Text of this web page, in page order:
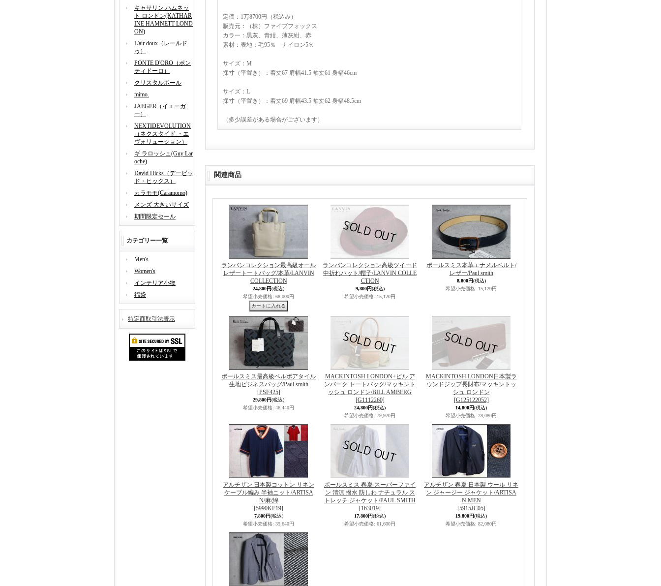
キャサリン ハムネッ
ト ロンドン(KATHAR
INE HAMNETT LOND
ON)
L'air doux（レールド
ゥ）
PONTE D'ORO（ポン
ティドーロ）
クリスタルボール
mimo.
JAEGER（イエーガ
ー）
NEXTIDEVOLUTION
（ネクスタイド ・エ
ヴォリューション）
ギ ラロッシュ(Guy Lar
oche)
David Hicks（デービッ
ド・ヒックス）
カラモモ(Caramomo)
メンズ 大きいサイズ
期間限定セール
カテゴリー一覧
Men's
Women's
インテリア小物
福袋
特定商取引法表示
定価：1万8700円（税込み）
販売元：（株）ファイブフォックス
カラー：黒灰、青紺、薄灰紺、赤
素材：表地：毛95％ ナイロン5％
サイズ：M
採寸（平置き）：着丈67 肩幅41.5 袖丈61 身幅46cm
サイズ：L
採寸（平置き）：着丈69 肩幅43.5 袖丈62 身幅48.5cm
（多少誤差がある場合がございます）
関連商品
ランバンコレクション最高級オール
レザートートバッグ/本革/LANVIN
COLLECTION
24,800円(税込)
希望小売価格: 68,000円
ランバンコレクション高級ツイード
中折れハット/帽子/LANVIN COLLE
CTION
9,800円(税込)
希望小売価格: 15,120円
ポールスミス本革エナメルベルト/
レザー/Paul smith
8,800円(税込)
希望小売価格: 15,120円
ポールスミス最高級ベルボアタイル
生地ビジネスバッグ/Paul smith
[PSF425]
29,800円(税込)
希望小売価格: 46,440円
MACKINTOSH LONDON+ビル ア
ンバーグ トートバッグ/マッキント
ッシュ ロンドン/BILL AMBERG
[G1112260]
24,800円(税込)
希望小売価格: 79,920円
MACKINTOSH LONDON日本製ラ
ウンドジップ長財布/マッキントッ
シュ ロンドン
[G125122052]
14,800円(税込)
希望小売価格: 28,080円
アルチザン 日本製コットン リネン
ケーブル編み 半袖ニット/ARTISA
N/麻/綿
[5990KF19]
7,800円(税込)
希望小売価格: 35,640円
ポールスミス 春夏 スーパーファイ
ン 清涼 撥水 防しわ ナチュラル ス
トレッチ ジャケット/PAUL SMITH
[163019]
17,800円(税込)
希望小売価格: 61,600円
アルチザン 春夏 日本製 ウール リネ
ン ジャージー ジャケット/ARTISA
N MEN
[5915JC05]
19,800円(税込)
希望小売価格: 82,080円